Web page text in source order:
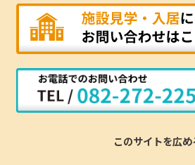
このサイトを広め